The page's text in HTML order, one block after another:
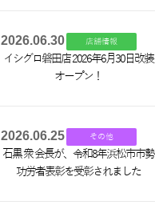
2026.06.30 店舗情報
イシグロ磐田店 2026年6月30日改装
オープン！
2026.06.25 その他
石黒 衆 会長が、令和8年浜松市市勢
功労者表彰を受彰されました